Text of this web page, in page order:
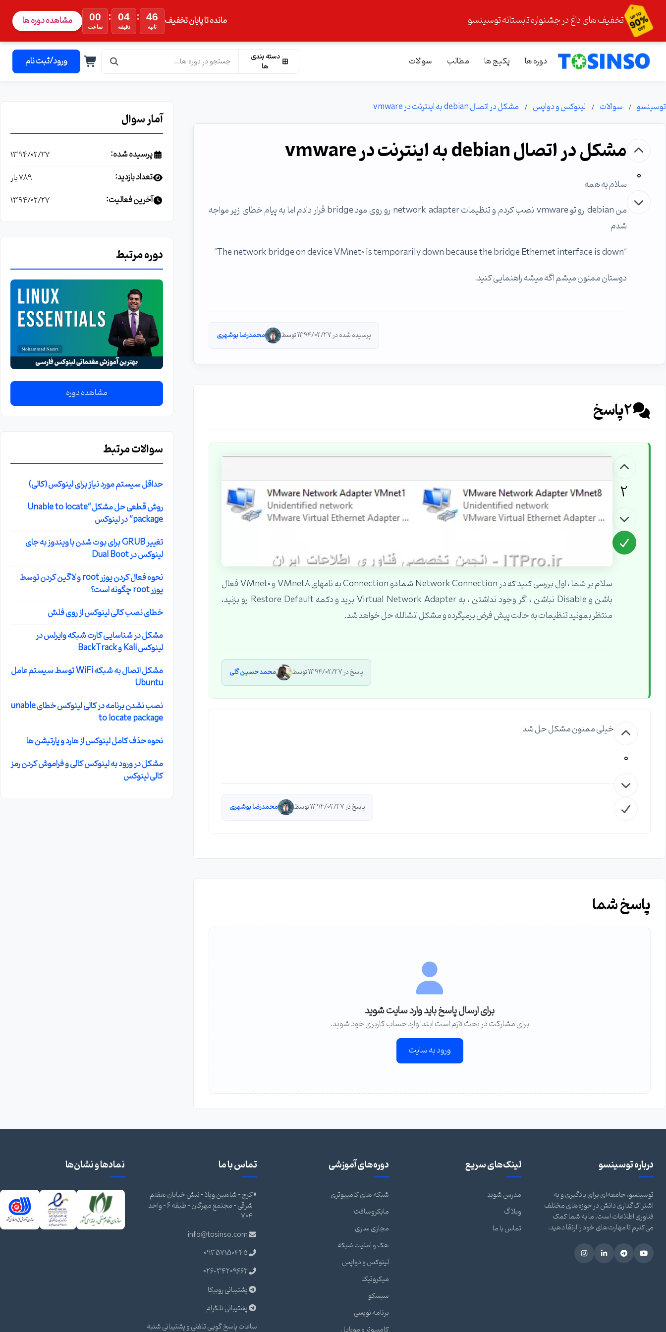
تخفیف های داغ در جشنواره تابستانه توسینسو مانده تا پایان تخفیف 00
ساعت
: 04
دقیقه
: 46
ثانیه مشاهده دوره ها
دوره ها پکیج ها مطالب سوالات
دسته بندی
ها
ورود/ثبت نام
توسینسو سوالات لینوکس و دواپس مشکل در اتصال debian به اینترنت در vmware
0
مشکل در اتصال debian به اینترنت در vmware
سلام به همه
من debian رو تو vmware نصب کردم و تنظیمات network adapter رو روی مود bridge قرار دادم اما به پیام خطای زیر مواجه
شدم
"The network bridge on device VMnet0 is temporarily down because the bridge Ethernet interface is down"
دوستان ممنون میشم اگه میشه راهنمایی کنید.
پرسیده شده در 1394/02/27 توسط محمدرضا بوشهری
2پاسخ
2
سلام بر شما ، اول بررسی کنید که در Network Connection شما دو Connection به نامهای VMnet8 و VMnet0 فعال
باشن و Disable نباشن ، اگر وجود نداشتن ، به Virtual Network Adapter برید و دکمه Restore Default رو بزنید،
منتظر بمونید تنظیمات به حالت پیش فرض برمیگرده و مشکل انشالله حل خواهد شد.
پاسخ در 1394/02/27 توسط محمد حسین گلی
0
خیلی ممنون مشکل حل شد
پاسخ در 1394/02/27 توسط محمدرضا بوشهری
پاسخ شما
برای ارسال پاسخ باید وارد سایت شوید
برای مشارکت در بحث لازم است ابتدا وارد حساب کاربری خود شوید.
ورود به سایت
آمار سوال
پرسیده شده: 1394/02/27
تعداد بازدید: 789 بار
آخرین فعالیت: 1394/02/27
دوره مرتبط
مشاهده دوره
سوالات مرتبط
حداقل سیستم مورد نیاز برای لینوکس (کالی)
روش قطعی حل مشکل “Unable to locate
package” در لینوکس
تغییر GRUB برای بوت شدن با ویندوز به جای
لینوکس در Dual Boot
نحوه فعال کردن یوزر root و لاگین کردن توسط
یوزر root چگونه است؟
خطای نصب کالی لینوکس از روی فلش
مشکل در شناسایی کارت شبکه وایرلس در
لینوکس Kali و BackTrack
مشکل اتصال به شبکه WiFi توسط سیستم عامل
Ubuntu
نصب نشدن برنامه در کالی لینوکس خطای unable
to locate package
نحوه حذف کامل لینوکس از هارد و پارتیشن ها
مشکل در ورود به لینوکس کالی و فراموش کردن رمز
کالی لینوکس
درباره توسینسو
توسینسو، جامعه‌ای برای یادگیری و به
اشتراک‌گذاری دانش در حوزه‌های مختلف
فناوری اطلاعات است. ما به شما کمک
می‌کنیم تا مهارت‌های خود را ارتقا دهید.
لینک‌های سریع
مدرس شوید
وبلاگ
تماس با ما
دوره‌های آموزشی
شبکه های کامپیوتری
مایکروسافت
مجازی سازی
هک و امنیت شبکه
لینوکس و دواپس
میکروتیک
سیسکو
برنامه نویسی
کامپیوتر و موبایل
تماس با ما
کرج - شاهین ویلا - نبش خیابان هفتم
شرقی - مجتمع مهرگان - طبقه 6 - واحد
704
info@tosinso.com
09357150445
026-34209662
پشتیبانی روبیکا
پشتیبانی تلگرام
ساعات پاسخ گویی تلفنی و پشتیبانی شنبه
نمادها و نشان‌ها